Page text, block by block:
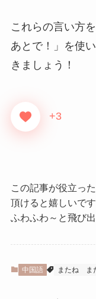
これらの言い方
あとで！」を使
きましょう！
+3
この記事が役立っ
頂けると嬉しいで
ふわふわ～と飛び
中国語 またね ま